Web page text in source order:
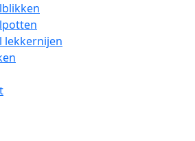
lekkernijen